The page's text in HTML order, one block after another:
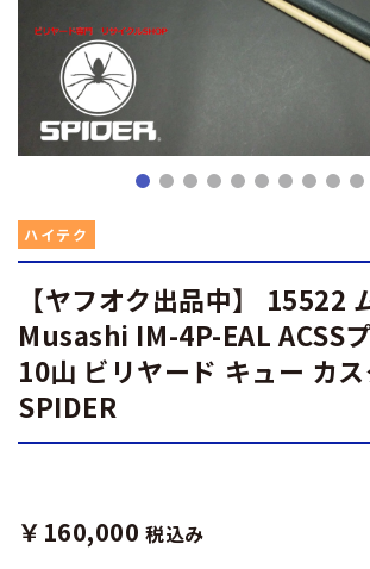
ハイテク
【ヤフオク出品中】 15522
Musashi IM-4P-EAL ACSS
10山 ビリヤード キュー カ
SPIDER
￥160,000 税込み